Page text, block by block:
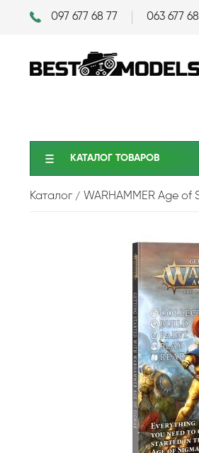
097 677 68 77 063 677
КАТАЛОГ ТОВАРОВ
Каталог WARHAMMER Age of